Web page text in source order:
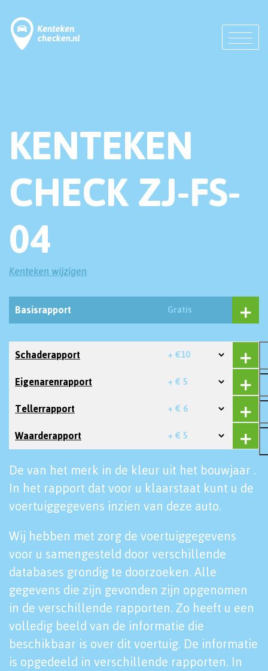
KENTEKEN
CHECK ZJ-FS-
04
Kenteken wijzigen
Basisrapport Gratis
Schaderapport + €10
Eigenarenrapport + € 5
Tellerrapport + € 6
Waarderapport + € 5
De van het merk in de kleur uit het bouwjaar .
In het rapport dat voor u klaarstaat kunt u de
voertuiggegevens inzien van deze auto.
Wij hebben met zorg de voertuiggegevens
voor u samengesteld door verschillende
databases grondig te doorzoeken. Alle
gegevens die zijn gevonden zijn opgenomen
in de verschillende rapporten. Zo heeft u een
volledig beeld van de informatie die
beschikbaar is over dit voertuig. De informatie
is opgedeeld in verschillende rapporten. In